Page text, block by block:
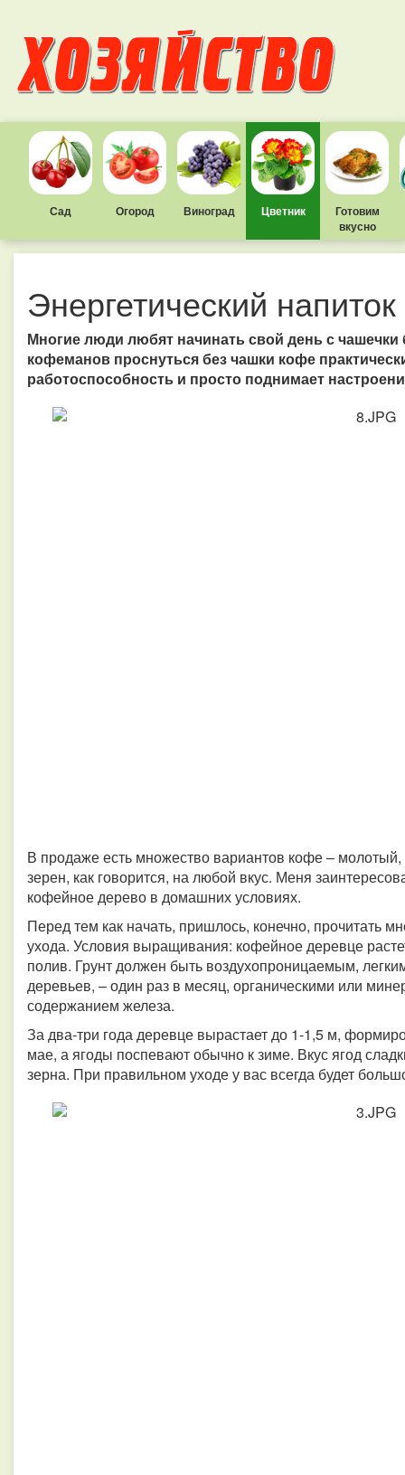
Сад Огород Виноград Цветник
Готовим
вкусно
Энергетический напиток
Многие люди любят начинать свой день с
кофеманов проснуться без чашки кофе
работоспособность и просто поднимает
В продаже есть множество вариантов кофе –
зерен, как говорится, на любой вкус. Меня
кофейное дерево в домашних условиях.
Перед тем как начать, пришлось, конечно, прочитать
ухода. Условия выращивания: кофейное деревце
полив. Грунт должен быть воздухопроницаемым,
деревьев, – один раз в месяц, органическими или
содержанием железа.
За два-три года деревце вырастает до 1-1,5 м,
мае, а ягоды поспевают обычно к зиме. Вкус ягод
зерна. При правильном уходе у вас всегда будет